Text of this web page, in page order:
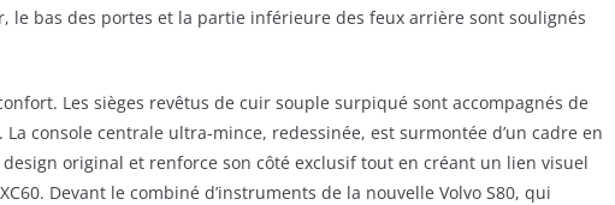
le bas des portes et la partie inférieure des feux arrière sont soulignés
Les sièges revêtus de cuir souple surpiqué sont accompagnés de
console centrale ultra-mince, redessinée, est surmontée d’un cadre en
original et renforce son côté exclusif tout en créant un lien visuel
Devant le combiné d’instruments de la nouvelle Volvo S80, qui